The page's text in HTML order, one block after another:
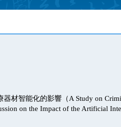
材智能化的影響（A Study on
on the Impact of the Artificial